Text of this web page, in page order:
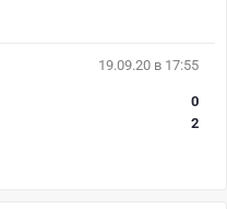
19.09.20 в 17:55
0
2